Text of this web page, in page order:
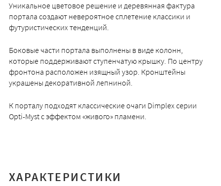
Уникальное цветовое решение и деревянная фактура
портала создают невероятное сплетение классики и
футуристических тенденций.
Боковые части портала выполнены в виде колонн,
которые поддерживают ступенчатую крышку. По центру
фронтона расположен изящный узор. Кронштейны
украшены декоративной лепниной.
К порталу подходят классические очаги Dimplex серии
Opti-Myst с эффектом «живого» пламени.
ХАРАКТЕРИСТИКИ